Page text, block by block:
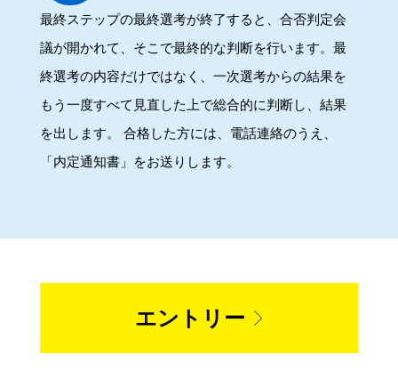
最終ステップの最終選考が終了すると、合否判定会
議が開かれて、そこで最終的な判断を行います。最
終選考の内容だけではなく、一次選考からの結果を
もう一度すべて見直した上で総合的に判断し、結果
を出します。 合格した方には、電話連絡のうえ、
「内定通知書」をお送りします。
エントリー